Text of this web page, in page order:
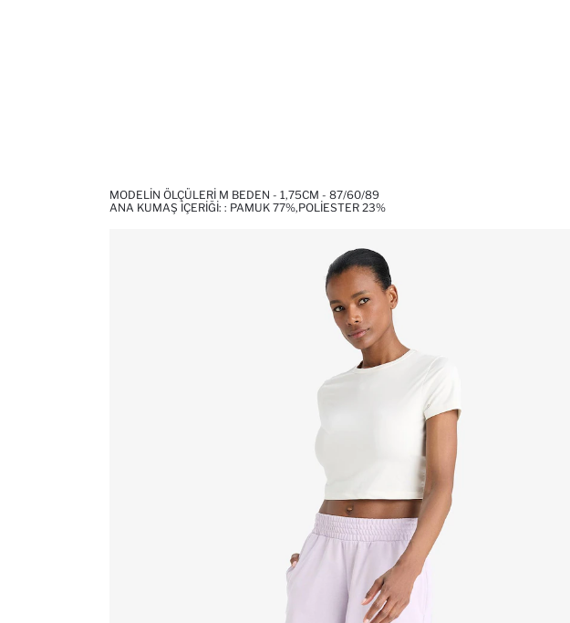
MODELIN ÖLÇÜLERI M BEDEN - 1,75CM - 87/60/89
ANA KUMAŞ İÇERIĞI: : PAMUK 77%,POLIESTER 23%